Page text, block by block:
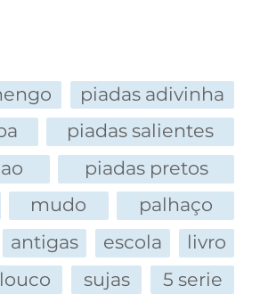
piadas adivinha
piadas salientes
piadas pretos
mudo
palhaço
antigas escola
livro
louco sujas
5 serie